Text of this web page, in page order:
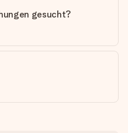
gesucht?